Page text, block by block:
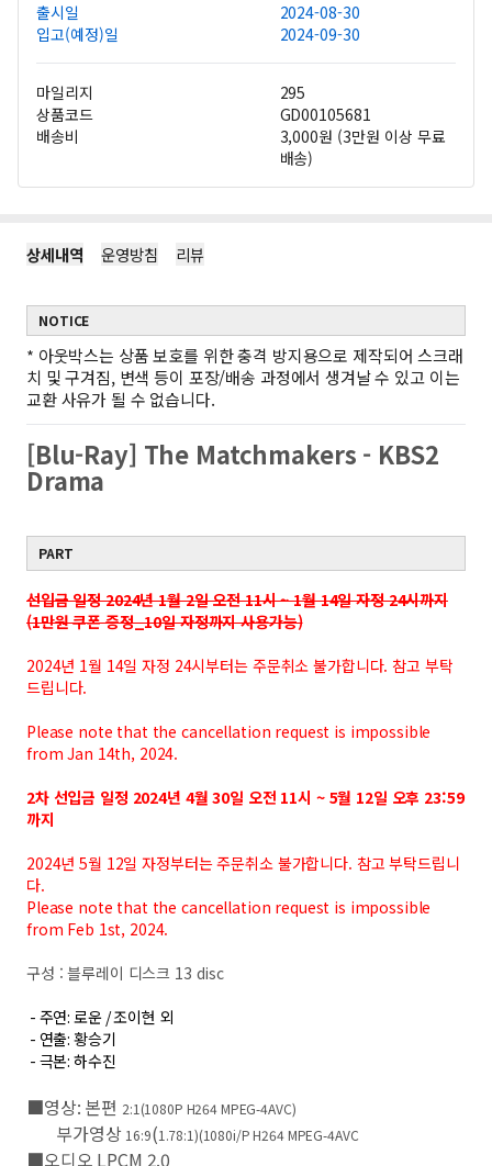
출시일
2024-08-30
입고(예정)일
2024-09-30
마일리지
295
상품코드
GD00105681
배송비
3,000원 (3만원 이상 무료
배송)
상세내역 운영방침 리뷰
NOTICE
* 아웃박스는 상품 보호를 위한 충격 방지용으로 제작되어 스크래
치 및 구겨짐, 변색 등이 포장/배송 과정에서 생겨날 수 있고 이는
교환 사유가 될 수 없습니다.
[Blu-Ray] The Matchmakers - KBS2
Drama
PART
선입금 일정 2024년 1월 2일 오전 11시 ~ 1월 14일 자정 24시까지
(1만원 쿠폰 증정_10일 자정까지 사용가능)
2024년 1월 14일 자정 24시부터는 주문취소 불가합니다. 참고 부탁
드립니다.
Please note that the cancellation request is impossible
from Jan 14th, 2024.
2차 선입금 일정 2024년 4월 30일 오전 11시 ~ 5월 12일 오후 23:59
까지
2024년 5월 12일 자정부터는 주문취소 불가합니다. 참고 부탁드립니
다.
Please note that the cancellation request is impossible
from Feb 1st, 2024.
구성 : 블루레이 디스크 13 disc
- 주연:로운/조이현 외
- 연출:황승기
- 극본:하수진
■영상: 본편 2:1(1080P H264 MPEG-4AVC)
부가영상 16:9(1.78:1)(1080i/P H264 MPEG-4AVC
■오디오 LPCM 2.0